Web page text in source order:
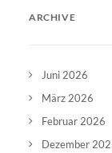
ARCHIVE
Juni 2026
März 2026
Februar 2026
Dezember